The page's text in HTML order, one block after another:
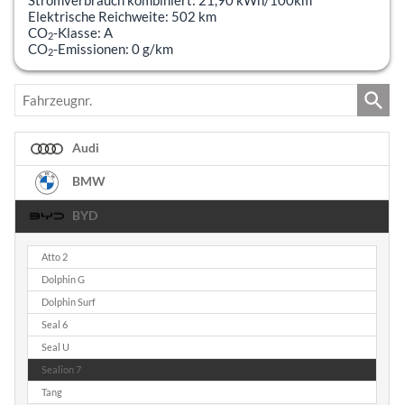
Elektrische Reichweite: 502 km
CO2-Klasse: A
CO2-Emissionen: 0 g/km
Fahrzeugnr.
Audi
BMW
BYD
Atto 2
Dolphin G
Dolphin Surf
Seal 6
Seal U
Sealion 7
Tang